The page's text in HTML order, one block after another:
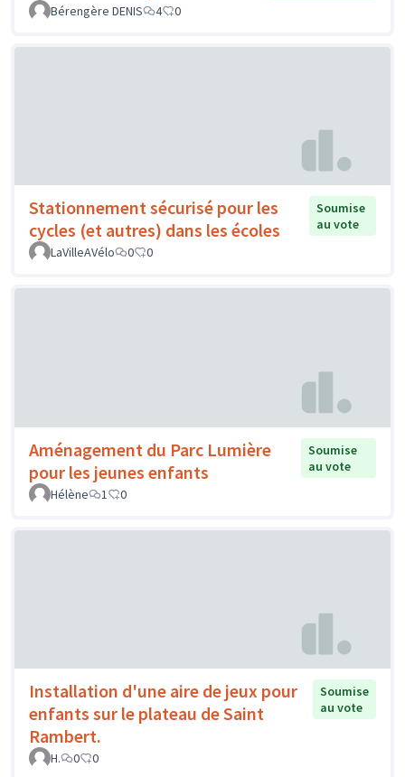
Bérengère DENIS
4 0
Stationnement sécurisé pour les
cycles (et autres) dans les écoles
Soumise
au vote
LaVilleAVélo
0 0
Aménagement du Parc Lumière
pour les jeunes enfants
Soumise
au vote
Hélène
1 0
Installation d'une aire de jeux pour
enfants sur le plateau de Saint
Rambert.
Soumise
au vote
H. 0 0